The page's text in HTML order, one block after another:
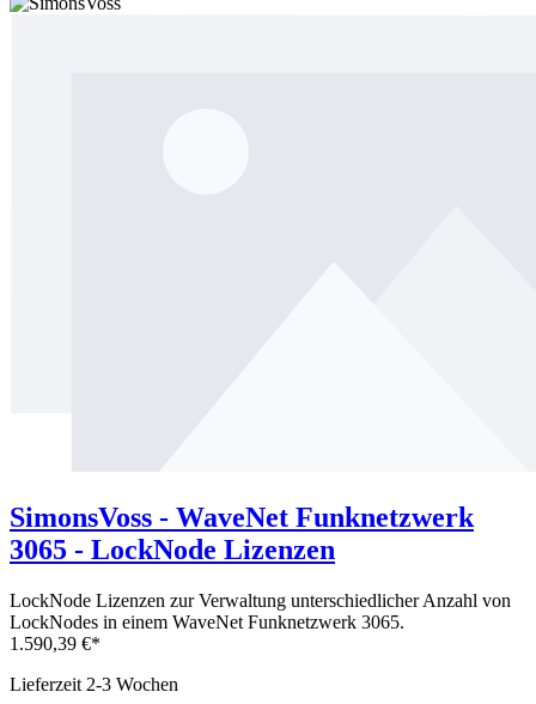
SimonsVoss - WaveNet Funknetzwerk
3065 - LockNode Lizenzen
LockNode Lizenzen zur Verwaltung unterschiedlicher Anzahl von
LockNodes in einem WaveNet Funknetzwerk 3065.
1.590,39 €*
Lieferzeit 2-3 Wochen